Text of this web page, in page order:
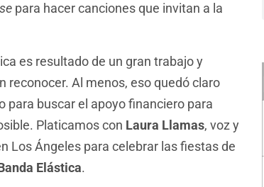
para hacer canciones que invitan a la
es resultado de un gran trabajo y
reconocer. Al menos, eso quedó claro
para buscar el apoyo financiero para
Platicamos con Laura Llamas, voz y
Los Ángeles para celebrar las fiestas de
Elástica.